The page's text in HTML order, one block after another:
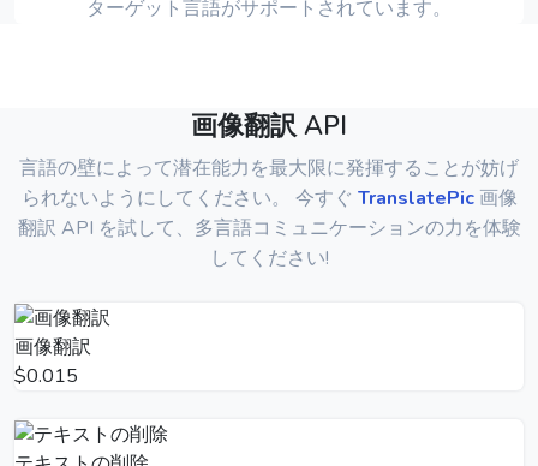
ターゲット言語がサポートされています。
画像翻訳 API
言語の壁によって潜在能力を最大限に発揮することが妨げ
られないようにしてください。 今すぐ TranslatePic画像
翻訳 API を試して、多言語コミュニケーションの力を体験
してください!
画像翻訳
$0.015